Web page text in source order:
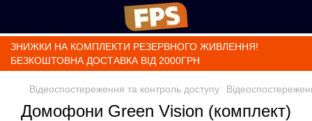
ЗНИЖКИ НА КОМПЛЕКТИ РЕЗЕРВНОГО ЖИВЛЕННЯ!
БЕЗКОШТОВНА ДОСТАВКА ВІД 2000ГРН
Відеоспостереження та контроль доступу
Домофони Green Vision (комплект)